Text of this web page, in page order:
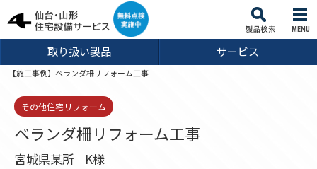
MENU
取り扱い製品 サービス
【施工事例】ベランダ柵リフォーム工事
その他住宅リフォーム
ベランダ柵リフォーム工事
宮城県某所 K様